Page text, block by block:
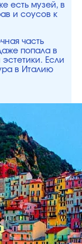
есть музей, в
и соусов к
часть
попала в
Если
в Италию